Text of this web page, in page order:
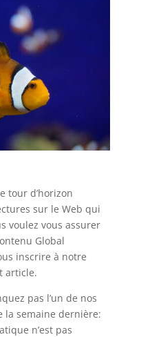
tour d’horizon
sur le Web qui
voulez vous assurer
Global
inscrire à notre
article.
pas l’un de nos
la semaine dernière:
n’est pas